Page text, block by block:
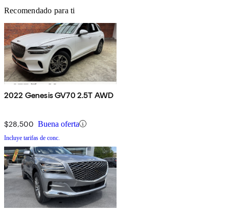
Recomendado para ti
2022 Genesis GV70 2.5T AWD
$28,500 Buena oferta
Incluye tarifas de conc.